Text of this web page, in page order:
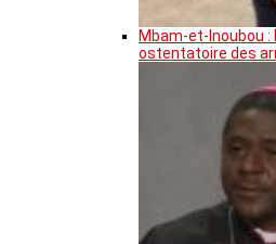
Mbam-et-Inoubou
ostentatoire des